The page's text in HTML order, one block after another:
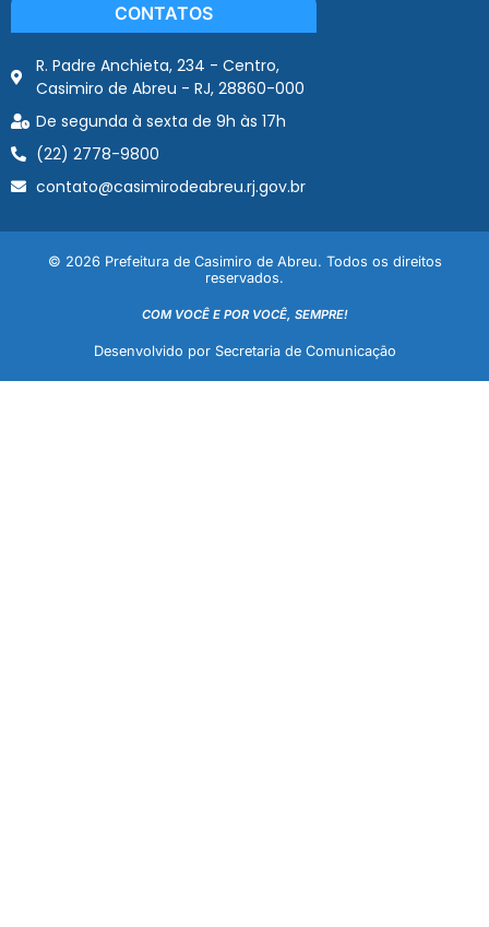
CONTATOS
R. Padre Anchieta, 234 - Centro,
Casimiro de Abreu - RJ, 28860-000
De segunda à sexta de 9h às 17h
(22) 2778-9800
contato@casimirodeabreu.rj.gov.br
© 2026 Prefeitura de Casimiro de Abreu. Todos os direitos
reservados.
COM VOCÊ E POR VOCÊ, SEMPRE!
Desenvolvido por Secretaria de Comunicação